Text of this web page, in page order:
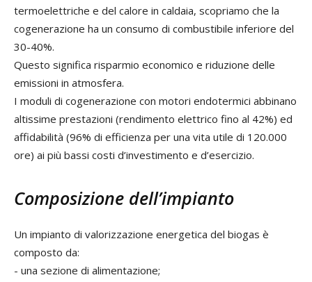
termoelettriche e del calore in caldaia, scopriamo che la
cogenerazione ha un consumo di combustibile inferiore del
30-40%.
Questo significa risparmio economico e riduzione delle
emissioni in atmosfera.
I moduli di cogenerazione con motori endotermici abbinano
altissime prestazioni (rendimento elettrico fino al 42%) ed
affidabilità (96% di efficienza per una vita utile di 120.000
ore) ai più bassi costi d’investimento e d’esercizio.
Composizione dell’impianto
Un impianto di valorizzazione energetica del biogas è
composto da:
- una sezione di alimentazione;